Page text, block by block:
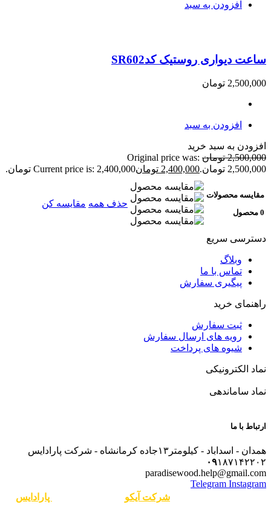
افزودن به سبد
ساعت دیواری روستیک کدSR602
2,500,000 تومان
افزودن به سبد
افزودن به سبد خرید
2,500,000 تومان Original price was:
2,500,000 تومان.
2,400,000 تومانCurrent price is: 2,400,000 تومان.
مقایسه محصولات
0 محصول
حذف همه مقایسه کن
دسترسی سریع
وبلاگ
تماس با ما
پیگیری سفارش
راهنمای خرید
ثبت سفارش
رویه های ارسال سفارش
شیوه های پرداخت
نماد الکترونیکی
نماد ساماندهی
ارتباط با ما
همدان - اسداباد - کیلومتر۱۳جاده کرمانشاه - شرکت پارادایس
۰۹۱۸۷۱۴۲۲۰۲
paradisewood.help@gmail.com
Telegram Instagram
شرکت آیکو
پارادایس